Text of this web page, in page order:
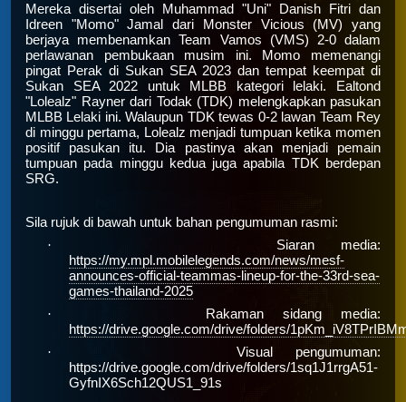
Mereka disertai oleh Muhammad "Uni" Danish Fitri dan
Idreen "Momo" Jamal dari Monster Vicious (MV) yang
berjaya membenamkan Team Vamos (VMS) 2-0 dalam
perlawanan pembukaan musim ini. Momo memenangi
pingat Perak di Sukan SEA 2023 dan tempat keempat di
Sukan SEA 2022 untuk MLBB kategori lelaki. Ealtond
"Lolealz" Rayner dari Todak (TDK) melengkapkan pasukan
MLBB Lelaki ini. Walaupun TDK tewas 0-2 lawan Team Rey
di minggu pertama, Lolealz menjadi tumpuan ketika momen
positif pasukan itu. Dia pastinya akan menjadi pemain
tumpuan pada minggu kedua juga apabila TDK berdepan
SRG.
Sila rujuk di bawah untuk bahan pengumuman rasmi:
·
Siaran media:
https://my.mpl.mobilelegends.com/news/mesf-
announces-official-teammas-lineup-for-the-33rd-sea-
games-thailand-2025
·
Rakaman sidang media:
https://drive.google.com/drive/folders/
·
Visual pengumuman:
https://drive.google.com/drive/folders/1sq1J1rrgA51-
GyfnIX6Sch12QUS1_91s